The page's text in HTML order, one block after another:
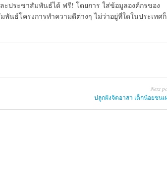
ประชาสัมพันธ์ได้ ฟรี! โดยการ ใส่ข้อมูลองค์กรของ
นธ์โครงการทำความดีต่างๆ ไม่ว่าอยู่ที่ใดในประเทศก็
Next
ปลูกฝังจิตอาสา เด็กน้อยชนเ